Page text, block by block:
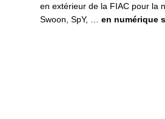
en extérieur de la FIAC pour la
Swoon, SpY, … en numérique